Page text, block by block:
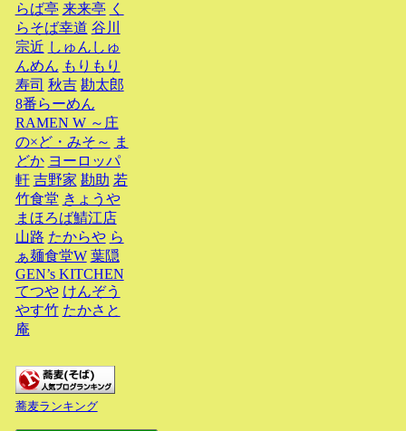
らば亭 来来亭 く
らそば幸道 谷川
宗近 しゅんしゅ
んめん もりもり
寿司 秋吉 勘太郎
8番らーめん
RAMEN W ～庄
の×ど・みそ～ ま
どか ヨーロッパ
軒 吉野家 勘助 若
竹食堂 きょうや
まほろば鯖江店
山路 たからや ら
ぁ麺食堂W 葉隠
GEN’s KITCHEN
てつや けんぞう
やす竹 たかさと
庵
蕎麦ランキング